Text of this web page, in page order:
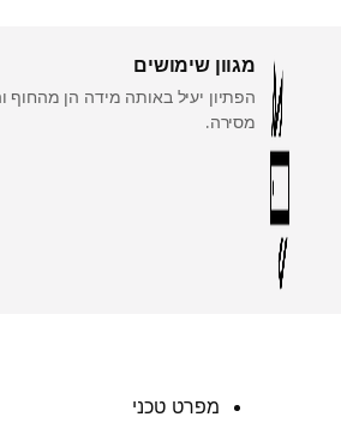
מגוון שימושים
הפתיון יעיל באותה מידה הן מהחוף
מסירה.
מפרט טכני